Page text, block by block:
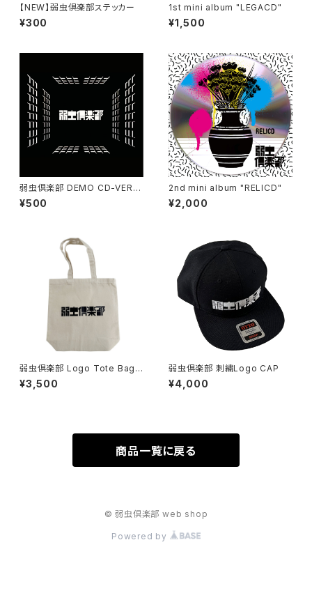
【NEW】弱虫倶楽部ステッカー
¥300
1st mini album "LEGACD"
¥1,500
弱虫倶楽部 DEMO CD-VERSI
ON 6
¥500
2nd mini album "RELICD"
¥2,000
弱虫倶楽部 Logo Tote Bag
(M)
¥3,500
弱虫倶楽部 刺繍Logo CAP
¥4,000
商品一覧に戻る
© 弱虫倶楽部 web shop
Powered by